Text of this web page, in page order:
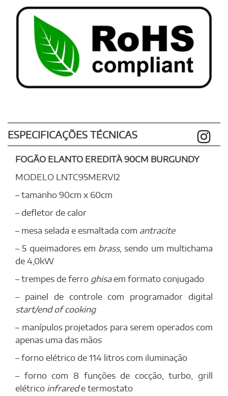
ESPECIFICAÇÕES TÉCNICAS
FOGÃO ELANTO EREDITÀ 90CM BURGUNDY
MODELO LNTC95MERVI2
– tamanho 90cm x 60cm
– defletor de calor
– mesa selada e esmaltada com antracite
– 5 queimadores em brass, sendo um multichama
de 4,0kW
– trempes de ferro ghisaem formato conjugado
– painel de controle com programador digital
start/end of cooking
– manípulos projetados para serem operados com
apenas uma das mãos
– forno elétrico de 114 litros com iluminação
– forno com 8 funções de cocção, turbo, grill
elétrico infrarede termostato